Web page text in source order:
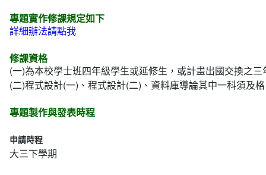
專題實作修課規定如下
詳細辦法請點我
修課資格
(一)為本校學士班四年級學生或延修生，或計畫出國交換之三
(二)程式設計(一)、程式設計(二)、資料庫導論其中一科須及
專題製作與發表時程
申請時程
大三下學期